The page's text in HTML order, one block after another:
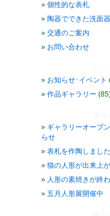
個性的な表札
陶器でできた洗面器
交通のご案内
お問い合わせ
お知らせ･イベント
作品ギャラリー
ギャラリーオープ
らせ
表札を作陶しました
猫の人形が出来上が
人形の素焼きが終
五月人形展開催中